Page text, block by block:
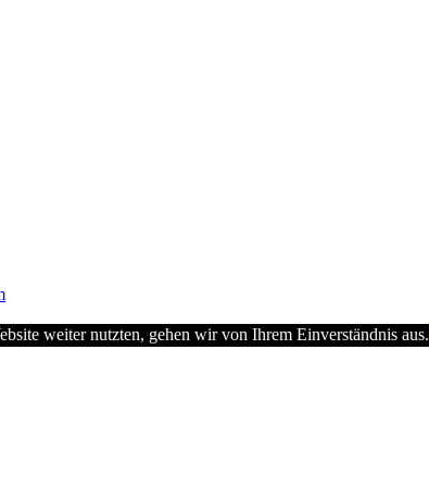
weiter nutzten, gehen wir von Ihrem Einverständnis aus.